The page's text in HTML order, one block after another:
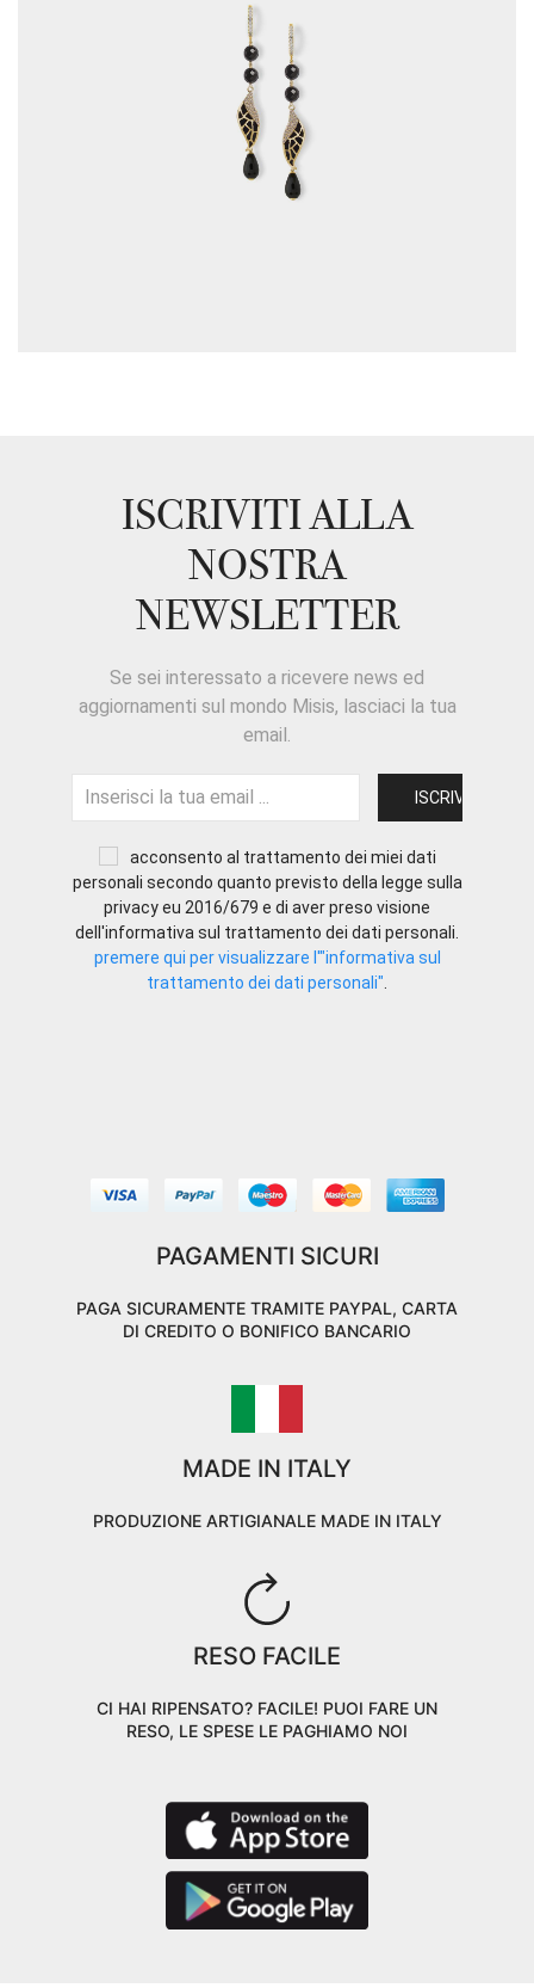
ISCRIVITI ALLA
NOSTRA
NEWSLETTER
Se sei interessato a ricevere news ed
aggiornamenti sul mondo Misis, lasciaci la tua
email.
acconsento al trattamento dei miei dati
personali secondo quanto previsto della legge sulla
privacy eu 2016/679 e di aver preso visione
dell'informativa sul trattamento dei dati personali.
premere qui per visualizzare l'"informativa sul
trattamento dei dati personali"
PAGAMENTI SICURI
PAGA SICURAMENTE TRAMITE PAYPAL, CARTA
DI CREDITO O BONIFICO BANCARIO
MADE IN ITALY
PRODUZIONE ARTIGIANALE MADE IN ITALY
RESO FACILE
CI HAI RIPENSATO? FACILE! PUOI FARE UN
RESO, LE SPESE LE PAGHIAMO NOI